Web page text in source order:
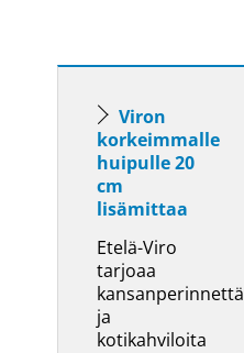
Viron
korkeimmalle
huipulle 20
cm
lisämittaa
Etelä-Viro
tarjoaa
kansanperinnettä
ja
kotikahviloita